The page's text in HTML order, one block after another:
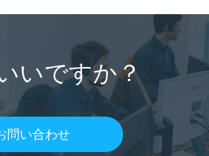
いですか？
問い合わせ